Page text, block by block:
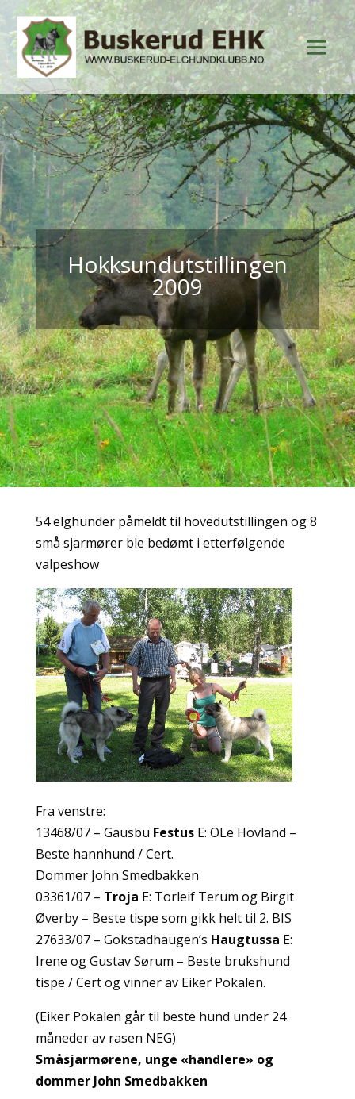
Hokksundutstillingen
2009
54 elghunder påmeldt til hovedutstillingen og 8
små sjarmører ble bedømt i etterfølgende
valpeshow
Fra venstre:
13468/07 – Gausbu FestusE: OLe Hovland –
Beste hannhund / Cert.
Dommer John Smedbakken
03361/07 – Troja E: Torleif Terum og Birgit
Øverby – Beste tispe som gikk helt til 2. BIS
27633/07 – Gokstadhaugen’s Haugtussa E:
Irene og Gustav Sørum – Beste brukshund
tispe / Cert og vinner av Eiker Pokalen.
(Eiker Pokalen går til beste hund under 24
måneder av rasen NEG)
Småsjarmørene, unge «handlere» og
dommer John Smedbakken